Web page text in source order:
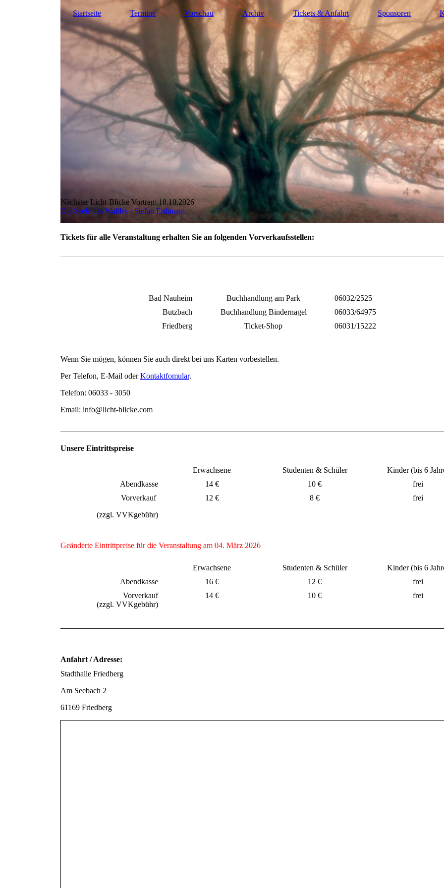
Startseite Termine Vorschau Archiv Tickets & Anfahrt Sponsoren
Nächster Licht-Blicke Vortrag: 18.10.2026
Die Seele des Waldes - Stefan Erdmann
Tickets für alle Veranstaltung erhalten Sie an folgenden Vorverkaufsstellen:
Bad Nauheim Buchhandlung am Park
06032/2525
Butzbach
Buchhandlung Bindernagel
06033/64975
Friedberg
Ticket-Shop 06031/15222
Wenn Sie mögen, können Sie auch direkt bei uns Karten vorbestellen.
Per Telefon, E-Mail oderKontaktfomular.
Telefon: 06033 - 3050
Email: info@licht-blicke.com
Unsere Eintrittspreise
Erwachsene Studenten & Schüler
Kinder (bis 6
Abendkasse
14 € 10 €
frei
Vorverkauf
(zzgl. VVKgebühr)
12 € 8 € frei
Geänderte Eintrittpreise für die Veranstaltung am 04. März 2026
Erwachsene Studenten & Schüler
Kinder (bis 6
Abendkasse
16 € 12 €
frei
Vorverkauf
(zzgl. VVKgebühr)
14 € 10 € frei
Anfahrt / Adresse:
Stadthalle Friedberg
Am Seebach 2
61169 Friedberg